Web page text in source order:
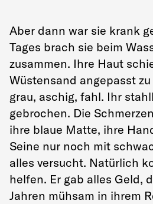
Aber dann war sie krank
Tages brach sie beim
zusammen. Ihre Haut
Wüstensand angepasst
grau, aschig, fahl. Ihr
gebrochen. Die
ihre blaue Matte, ihre
Seine nur noch mit
alles versucht. Natürlich
helfen. Er gab alles Geld,
Jahren mühsam in ihrem